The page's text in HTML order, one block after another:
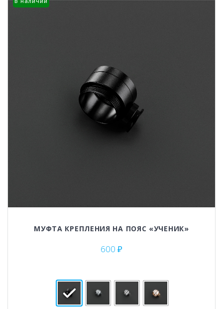
МУФТА КРЕПЛЕНИЯ НА ПОЯС «УЧЕНИК»
600 ₽